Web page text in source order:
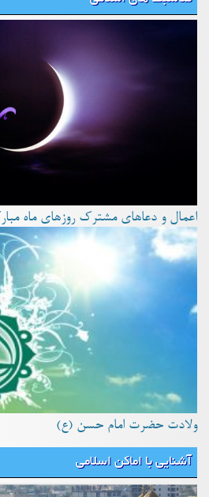
اعمال و دعاهای مشترک روزهای ماه
ولادت حضرت امام حسن (ع)
آشنایی با اماکن اسلامی